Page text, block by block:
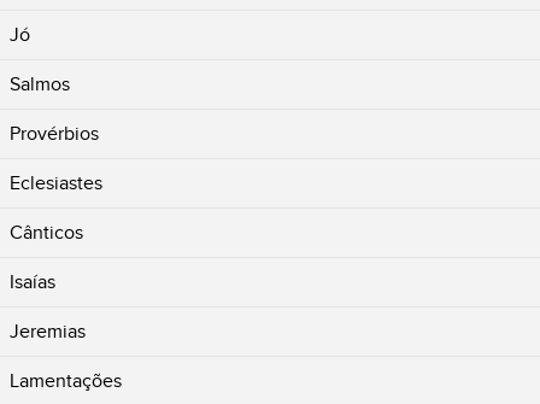
Jó
Salmos
Provérbios
Eclesiastes
Cânticos
Isaías
Jeremias
Lamentações